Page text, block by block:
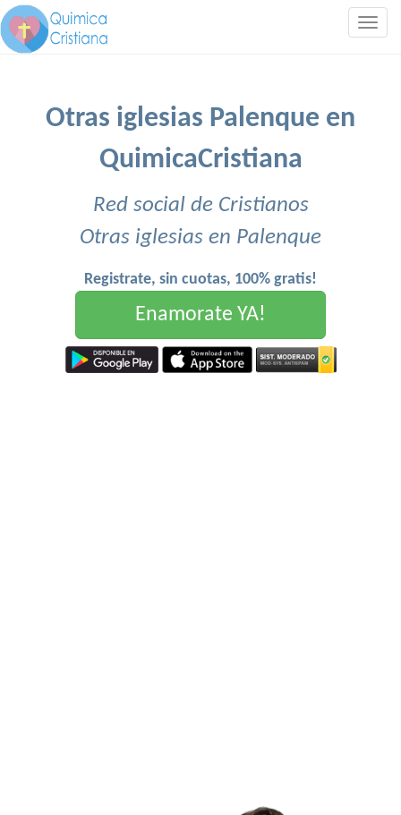
Otras iglesias Palenque en
QuimicaCristiana
Red social de Cristianos
Otras iglesias en Palenque
Registrate, sin cuotas, 100% gratis!
Enamorate YA!